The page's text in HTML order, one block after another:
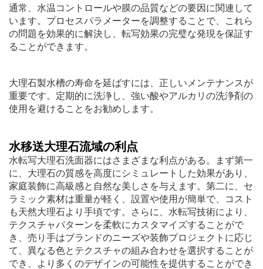
通常、水温コントロールや膜の品質などの要因に関連して
います。プロセスパラメーターを調整することで、これら
の問題を効果的に解決し、転写効果の完璧な発現を保証す
ることができます。
大理石製水槽の寿命を延ばすには、正しいメンテナンスが
重要です。定期的に洗浄し、強い酸やアルカリの洗浄剤の
使用を避けることをお勧めします。
水移送大理石流域の利点
水転写大理石洗面器にはさまざまな利点がある。まず第一
に、大理石の質感を高度にシミュレートした効果があり、
家庭装飾に高級感と自然な美しさを与えます。第二に、セ
ラミック素材は重量が軽く、設置や使用が簡単で、コスト
も天然大理石より手頃です。さらに、水転写技術により、
テクスチャパターンを柔軟にカスタマイズすることがで
き、売り手はブランドのニーズや装飾プロジェクトに応じ
て、異なる色とテクスチャの組み合わせを選択することが
でき、より多くのデザインの可能性を提供することができ